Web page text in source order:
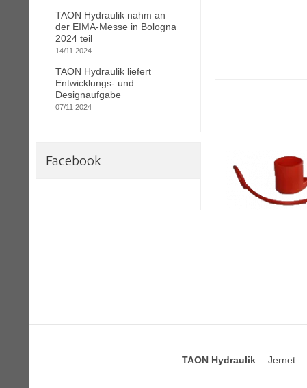
TAON Hydraulik nahm an
der EIMA-Messe in Bologna
2024 teil
14/11 2024
TAON Hydraulik liefert
Entwicklungs- und
Designaufgabe
07/11 2024
Facebook
TAON Hydraulik Jernet